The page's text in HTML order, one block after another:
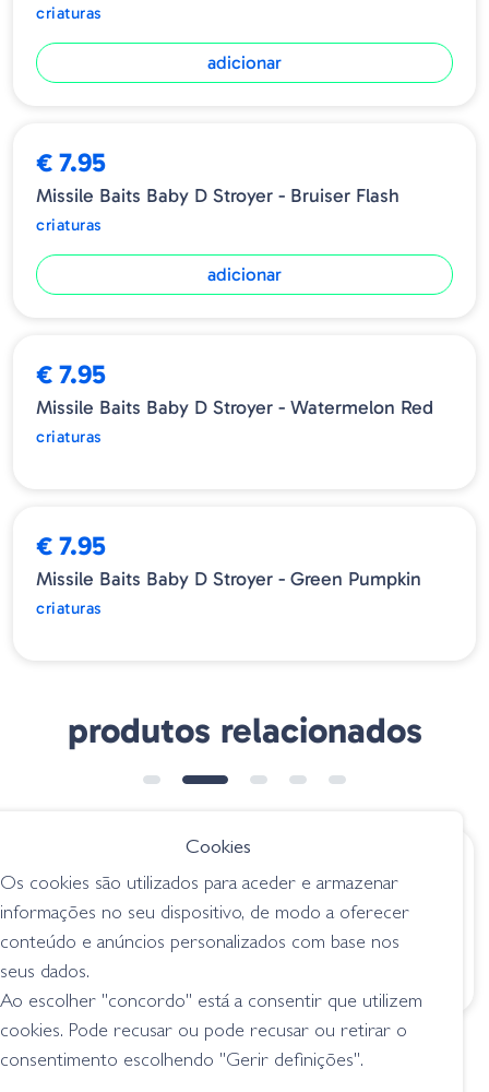
criaturas
adicionar
€ 7.95
Missile Baits Baby D Stroyer - Bruiser Flash
criaturas
adicionar
€ 7.95
Missile Baits Baby D Stroyer - Watermelon Red
criaturas
€ 7.95
Missile Baits Baby D Stroyer - Green Pumpkin
criaturas
produtos relacionados
€ 6.65
Amostra Freaky Flex
02 Watermelon Red
/ Black Flake
criaturas
Gary Yamamoto
Yamatanuki - 921
Brown Purple
Cookies
Os cookies são utilizados para aceder e armazenar
informações no seu dispositivo, de modo a oferecer
conteúdo e anúncios personalizados com base nos
seus dados.
Ao escolher "concordo" está a consentir que utilizem
cookies. Pode recusar ou pode recusar ou retirar o
consentimento escolhendo "Gerir definições".